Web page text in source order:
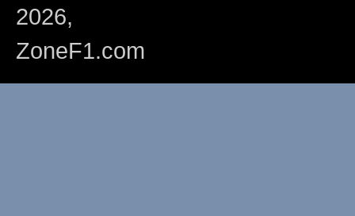
2026,
ZoneF1.com